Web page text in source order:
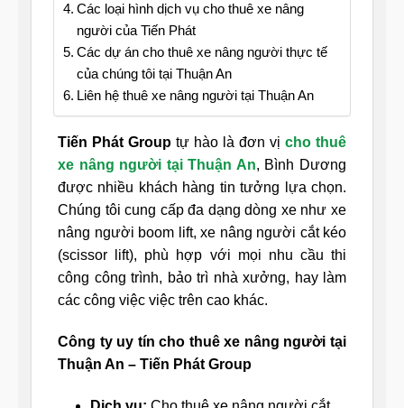
Các loại hình dịch vụ cho thuê xe nâng
người của Tiến Phát
Các dự án cho thuê xe nâng người thực tế
của chúng tôi tại Thuận An
Liên hệ thuê xe nâng người tại Thuận An
Tiến Phát Group tự hào là đơn vị cho thuê
xe nâng người tại Thuận An, Bình Dương
được nhiều khách hàng tin tưởng lựa chọn.
Chúng tôi cung cấp đa dạng dòng xe như xe
nâng người boom lift, xe nâng người cắt kéo
(scissor lift), phù hợp với mọi nhu cầu thi
công công trình, bảo trì nhà xưởng, hay làm
các công việc việc trên cao khác.
Công ty uy tín cho thuê xe nâng người tại
Thuận An – Tiến Phát Group